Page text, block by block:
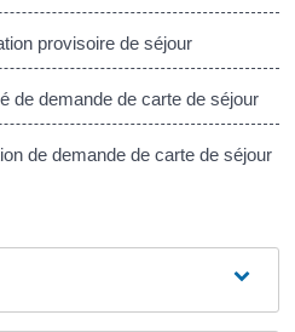
provisoire de séjour
de demande de carte de séjour
de demande de carte de séjour